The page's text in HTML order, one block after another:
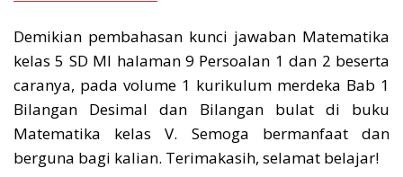
Demikian pembahasan kunci jawaban Matematika
kelas 5 SD MI halaman 9 Persoalan 1 dan 2 beserta
caranya, pada volume 1 kurikulum merdeka Bab 1
Bilangan Desimal dan Bilangan bulat di buku
Matematika kelas V. Semoga bermanfaat dan
berguna bagi kalian. Terimakasih, selamat belajar!